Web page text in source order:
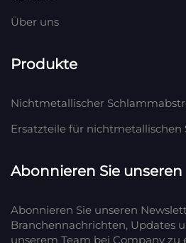
Über uns
Produkte
Nichtmetallischer
Ersatzteile für
Abonnieren Sie
Abonnieren Sie unseren
Branchennachrichten, Updates
unserem Team bei Company zu